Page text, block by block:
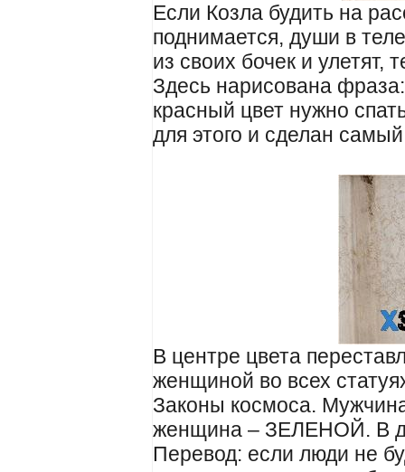
Если Козла будить на
поднимается, души в
из своих бочек и улетят,
Здесь нарисована
красный цвет нужно
для этого и сделан
В центре цвета
женщиной во всех
Законы космоса.
женщина – ЗЕЛЕНОЙ. В
Перевод: если люди не